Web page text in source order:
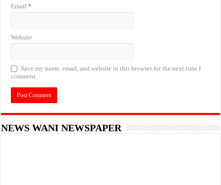
Email*
Website
Save my name, email, and website in this browser for the next time I
comment.
NEWS WANI NEWSPAPER